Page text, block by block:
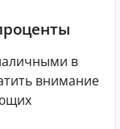
в
внимание